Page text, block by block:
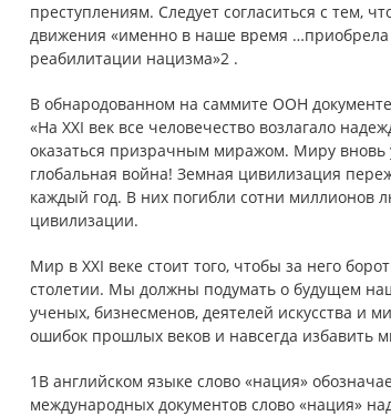
преступлениям. Следует согласиться с тем,
движения «именно в наше время …приобрела
реабилитации нацизма»2 .
В обнародованном на саммите ООН
«На XXI век все человечество возлагало
оказаться призрачным миражом. Миру вновь
глобальная война! Земная цивилизация
каждый год. В них погибли сотни миллионов
цивилизации.
Мир в XXI веке стоит того, чтобы за него
столетии. Мы должны подумать о будущем
ученых, бизнесменов, деятелей искусства и
ошибок прошлых веков и навсегда избавить
1В английском языке слово «нация»
международных документов слово «нация»